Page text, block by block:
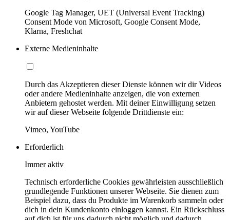
Google Tag Manager, UET (Universal Event Tracking)
Consent Mode von Microsoft, Google Consent Mode,
Klarna, Freshchat
Externe Medieninhalte
Durch das Akzeptieren dieser Dienste können wir dir Videos
oder andere Medieninhalte anzeigen, die von externen
Anbietern gehostet werden. Mit deiner Einwilligung setzen
wir auf dieser Webseite folgende Drittdienste ein:
Vimeo, YouTube
Erforderlich
Immer aktiv
Technisch erforderliche Cookies gewährleisten ausschließlich
grundlegende Funktionen unserer Webseite. Sie dienen zum
Beispiel dazu, dass du Produkte im Warenkorb sammeln oder
dich in dein Kundenkonto einloggen kannst. Ein Rückschluss